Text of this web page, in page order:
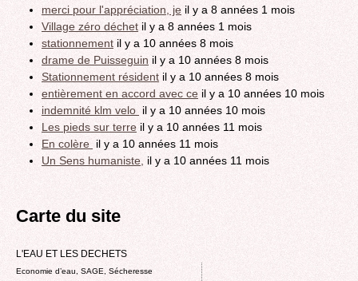
merci pour l'appréciation, je il y a 8 années 1 mois
Village zéro déchet il y a 8 années 1 mois
stationnement il y a 10 années 8 mois
drame de Puisseguin il y a 10 années 8 mois
Stationnement résident il y a 10 années 8 mois
entièrement en accord avec ce il y a 10 années 10 mois
indemnité klm velo il y a 10 années 10 mois
Les pieds sur terre il y a 10 années 11 mois
En colère il y a 10 années 11 mois
Un Sens humaniste, il y a 10 années 11 mois
Carte du site
L'EAU ET LES DECHETS
Economie d’eau, SAGE, Sécheresse